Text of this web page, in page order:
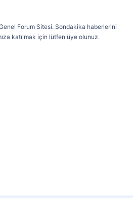
Forum Sitesi. Sondakika haberlerini
katılmak için lütfen üye olunuz.